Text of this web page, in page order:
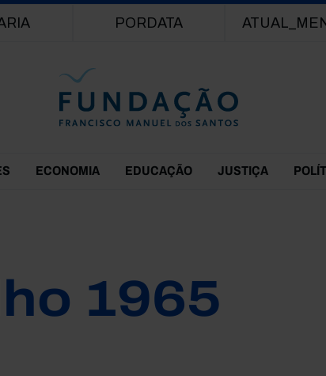
PORDATA
ECONOMIA EDUCAÇÃO JUSTIÇA
1965